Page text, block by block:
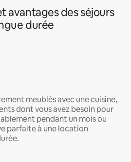
avantages des séjours
durée
meublés avec une cuisine,
dont vous avez besoin pour
pendant un mois ou
parfaite à une location